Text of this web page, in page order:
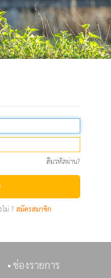
ลืมรหัสผ่าน?
ม่ ?สมัครสมาชิก
ช่องรายการ